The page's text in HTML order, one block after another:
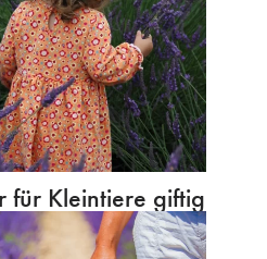
für Kleintiere giftig